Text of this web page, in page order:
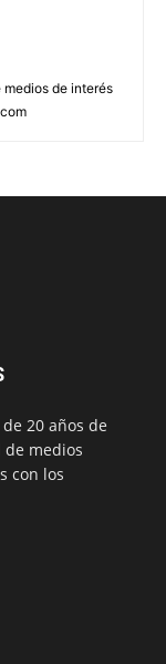
de interés
20 años de
medios
con los